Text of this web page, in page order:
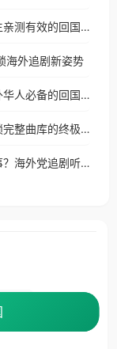
海外看爱奇艺地区限制怎么办？留学生亲测有效的回国加速器选择指南
海外追剧新姿势
在意大利打不开海通证券怎么办？海外华人必备的回国加速指南（附2026世界杯观赛秘籍）
酷狗音乐怎么关闭地区限制？海外解锁完整曲库的终极指南
酷我畅听所在地区暂时无版权怎么回事？海外党追剧听歌的破局指南